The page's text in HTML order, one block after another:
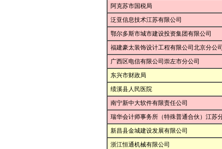
阿克苏市国税局
泛亚信息技术江苏有限公司
鄂尔多斯市城市建设投资集团有限公司
福建豪太装饰设计工程有限公司北京分公
广西区电信有限公司崇左市分公司
东兴市财政局
绩溪县人民医院
南宁新中大软件有限责任公司
瑞华会计师事务所（特殊普通合伙）江苏
新昌县金城建设发展有限公司
浙江恒通机械有限公司